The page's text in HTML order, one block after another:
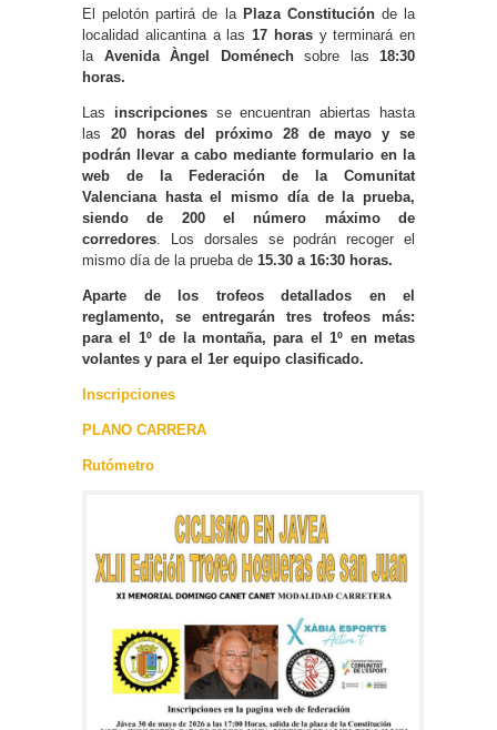
El pelotón partirá de la Plaza Constituciónde la
localidad alicantina a las 17 horasy terminará en
la Avenida Àngel Doménechsobre las 18:30
horas.
Las inscripcionesse encuentran abiertas hasta
las 20 horas del próximo 28de mayo y se
podrán llevar a cabo mediante formulario en la
web de la Federación de la Comunitat
Valenciana hasta el mismo día de la prueba,
siendo de 200 el número máximo de
corredores . Los dorsales se podrán recoger el
mismo día de la prueba de 15.30 a 16:30 horas.
Aparte de los trofeos detallados en el
reglamento, se entregarán tres trofeos más:
para el 1º de la montaña, para el 1º en metas
volantes y para el 1er equipo clasificado.
Inscripciones
PLANO CARRERA
Rutómetro